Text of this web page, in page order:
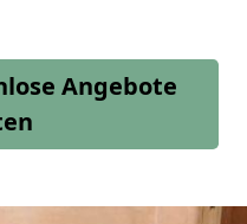
Angebote